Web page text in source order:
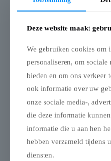
Gerelateerde producten
Complete vloer (in
pakket randen en
– 6x12m
Modulaire Vloer – 6 × 12 m
Deze website maakt
We gebruiken cookies om
personaliseren, om sociale
bieden en om ons verkeer
ook informatie over uw
onze sociale media-,
die deze informatie
informatie die u aan hen
hebben verzameld tijdens
diensten.